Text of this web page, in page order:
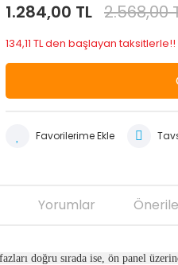
1.284,00 TL 2.568,00
134,11 TL den başlayan taksitlerle!!
Yorumlar
doğru sırada ise, ön panel